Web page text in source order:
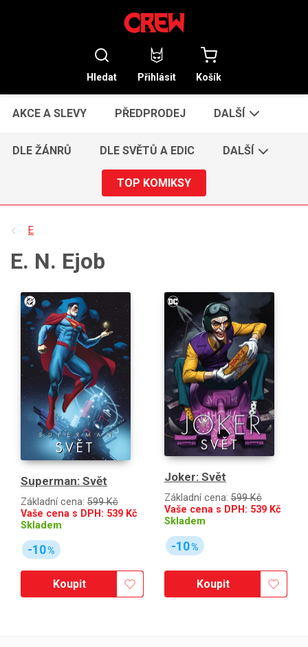
Hledat Přihlásit Košík
AKCE A SLEVY PŘEDPRODEJ DALŠÍ
DLE ŽÁNRŮ DLE SVĚTŮ A EDIC DALŠÍ
TOP KOMIKSY
E
E. N. Ejob
Superman: Svět
Základní cena: 599 Kč
Vaše cena s DPH: 539 Kč
Skladem
-10%
Koupit
Joker: Svět
Základní cena: 599 Kč
Vaše cena s DPH: 539 Kč
Skladem
-10%
Koupit